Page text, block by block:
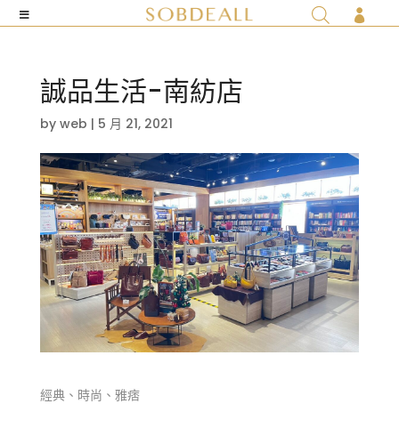

誠品生活-南紡店
by web | 5 月 21, 2021
經典、時尚、雅痞